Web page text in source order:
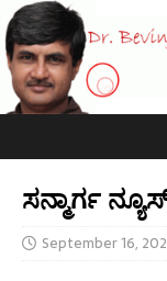
ಸನ್ಮಾರ್ಗ
September 16,